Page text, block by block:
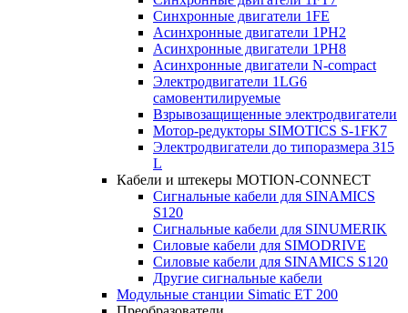
Синхронные двигатели 1FE
Асинхронные двигатели 1PH2
Асинхронные двигатели 1PH8
Асинхронные двигатели N-compact
Электродвигатели 1LG6
cамовентилируемые
Взрывозащищенные электродвигатели
Мотор-редукторы SIMOTICS S-1FK7
Электродвигатели до типоразмера 315
L
Кабели и штекеры MOTION-CONNECT
Сигнальные кабели для SINAMICS
S120
Сигнальные кабели для SINUMERIK
Силовые кабели для SIMODRIVE
Силовые кабели для SINAMICS S120
Другие сигнальные кабели
Модульные станции Simatic ET 200